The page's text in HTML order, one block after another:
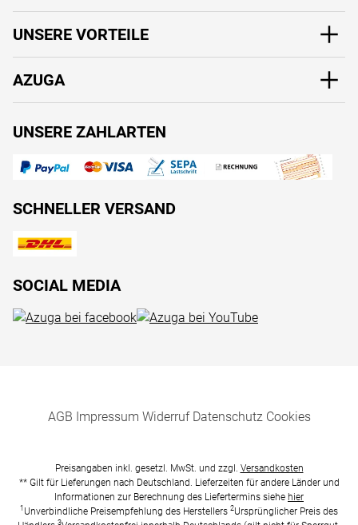
UNSERE VORTEILE
AZUGA
UNSERE ZAHLARTEN
SCHNELLER VERSAND
SOCIAL MEDIA
AGB Impressum Widerruf Datenschutz Cookies
Preisangaben inkl. gesetzl. MwSt. und zzgl. Versandkosten
** Gilt für Lieferungen nach Deutschland. Lieferzeiten für andere Länder und
Informationen zur Berechnung des Liefertermins siehe hier
1 Unverbindliche Preisempfehlung des Herstellers 2Ursprünglicher Preis des
3